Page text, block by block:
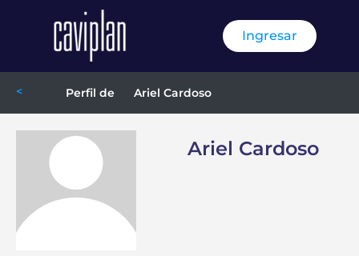
Ingresar
< Perfil de Ariel Cardoso
Ariel Cardoso